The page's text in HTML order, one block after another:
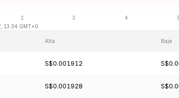
13:34 GMT+0
Alta Baja
S$0.001912
S$0.001928